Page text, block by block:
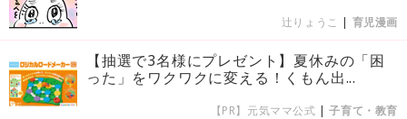
辻りょうこ | 育児漫画
【抽選で3名様にプレゼント】夏休みの「困
った」をワクワクに変える！くもん出...
【PR】元気ママ公式 |子育て・教育